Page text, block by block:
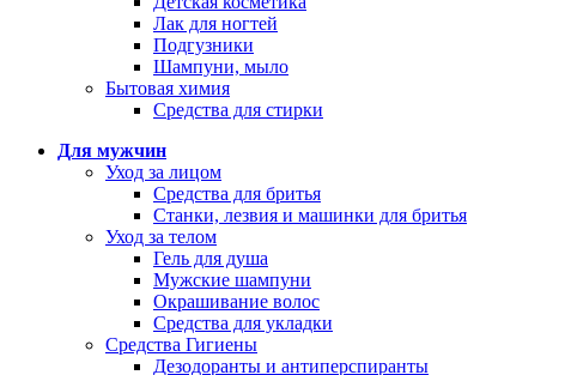
Лак для ногтей
Подгузники
Шампуни, мыло
Бытовая химия
Средства для стирки
Для мужчин
Уход за лицом
Средства для бритья
Станки, лезвия и машинки для бритья
Уход за телом
Гель для душа
Мужские шампуни
Окрашивание волос
Средства для укладки
Средства Гигиены
Дезодоранты и антиперспиранты